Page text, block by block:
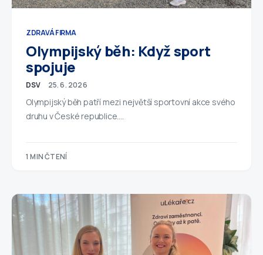
ZDRAVÁ FIRMA
Olympijský běh: Když sport
spojuje
DSV 25. 6. 2026
Olympijský běh patří mezi největší sportovní akce svého
druhu v České republice.…
1 MIN ČTENÍ